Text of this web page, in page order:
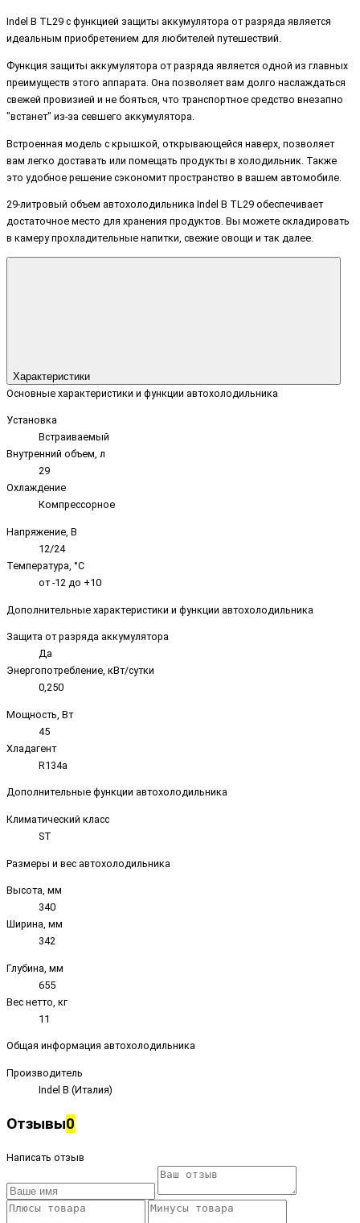
Indel B TL29 с функцией защиты аккумулятора от разряда является
идеальным приобретением для любителей путешествий.
Функция защиты аккумулятора от разряда является одной из главных
преимуществ этого аппарата. Она позволяет вам долго наслаждаться
свежей провизией и не бояться, что транспортное средство внезапно
"встанет" из-за севшего аккумулятора.
Встроенная модель с крышкой, открывающейся наверх, позволяет
вам легко доставать или помещать продукты в холодильник. Также
это удобное решение сэкономит пространство в вашем автомобиле.
29-литровый объем автохолодильника Indel B TL29 обеспечивает
достаточное место для хранения продуктов. Вы можете складировать
в камеру прохладительные напитки, свежие овощи и так далее.
Характеристики
Основные характеристики и функции автохолодильника
Установка
Встраиваемый
Внутренний объем, л
29
Охлаждение
Компрессорное
Напряжение, В
12/24
Температура, °C
от -12 до +10
Дополнительные характеристики и функции автохолодильника
Защита от разряда аккумулятора
Да
Энергопотребление, кВт/сутки
0,250
Мощность, Вт
45
Хладагент
R134a
Дополнительные функции автохолодильника
Климатический класс
ST
Размеры и вес автохолодильника
Высота, мм
340
Ширина, мм
342
Глубина, мм
655
Вес нетто, кг
11
Общая информация автохолодильника
Производитель
Indel B (Италия)
Отзывы0
Написать отзыв